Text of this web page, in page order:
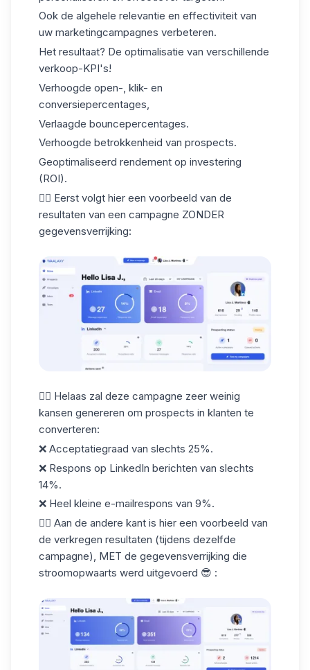
Ook de algehele relevantie en effectiviteit van
uw marketingcampagnes verbeteren.
Het resultaat? De optimalisatie van verschillende
verkoop-KPI's!
Verhoogde open-, klik- en
conversiepercentages,
Verlaagde bouncepercentages.
Verhoogde betrokkenheid van prospects.
Geoptimaliseerd rendement op investering
(ROI).
👇🏼 Eerst volgt hier een voorbeeld van de
resultaten van een campagne ZONDER
gegevensverrijking:
👎🏼 Helaas zal deze campagne zeer weinig
kansen genereren om prospects in klanten te
converteren:
❌ Acceptatiegraad van slechts 25%.
❌ Respons op LinkedIn berichten van slechts
14%.
❌ Heel kleine e-mailrespons van 9%.
👇🏼 Aan de andere kant is hier een voorbeeld van
de verkregen resultaten (tijdens dezelfde
campagne), MET de gegevensverrijking die
stroomopwaarts werd uitgevoerd 😎 :